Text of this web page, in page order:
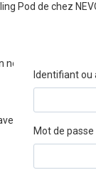
Pod de chez
de
qu’à aspirer
Identifiant ou
Mot de passe